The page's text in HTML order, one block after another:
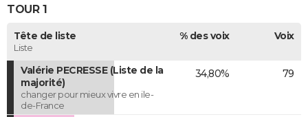
TOUR 1
Tête de liste
Liste
% des voix Voix
Valérie PECRESSE (Liste de la
majorité)
changer pour mieux vivre en ile-
de-France
34,80% 79